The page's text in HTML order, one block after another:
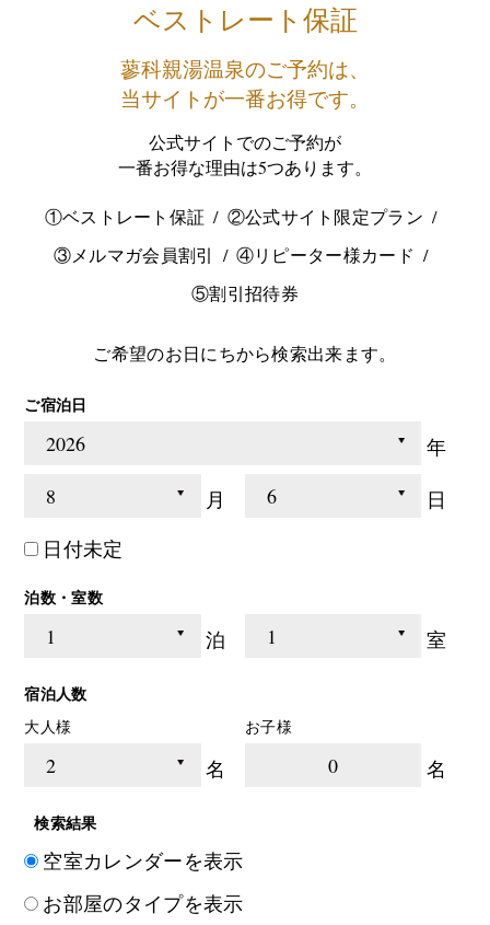
ベストレート保証
蓼科親湯温泉のご予約は、
当サイトが一番お得です。
公式サイトでのご予約が
一番お得な理由は5つあります。
①ベストレート保証
②公式サイト限定プラン
③メルマガ会員割引
④リピーター様カード
⑤割引招待券
ご希望のお日にちから検索出来ます。
ご宿泊日
年
月
日
日付未定
泊数・室数
泊 室
宿泊人数
大人様
名
お子様
0 名
検索結果
空室カレンダーを表示
お部屋のタイプを表示